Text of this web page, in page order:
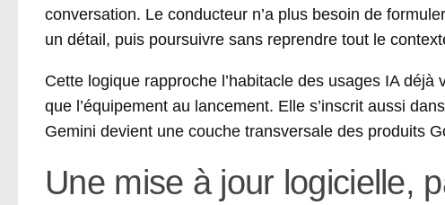
conversation. Le conducteur n’a plus besoin de
un détail, puis poursuivre sans reprendre tout le
Cette logique rapproche l’habitacle des usages IA
que l’équipement au lancement. Elle s’inscrit aussi
Gemini devient une couche transversale des produits
Une mise à jour logicielle,